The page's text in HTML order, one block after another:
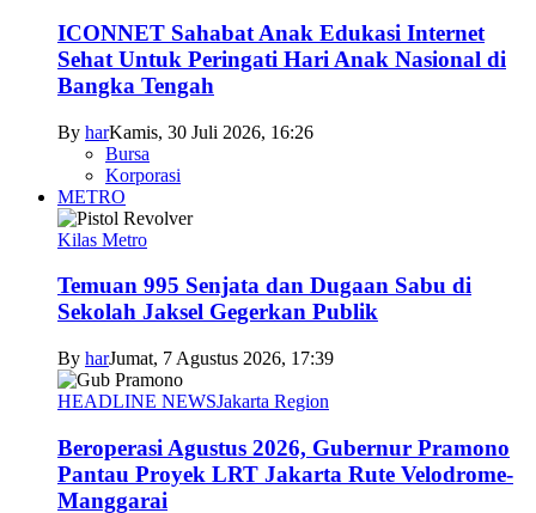
ICONNET Sahabat Anak Edukasi Internet
Sehat Untuk Peringati Hari Anak Nasional di
Bangka Tengah
By harKamis, 30 Juli 2026, 16:26
Bursa
Korporasi
METRO
Kilas Metro
Temuan 995 Senjata dan Dugaan Sabu di
Sekolah Jaksel Gegerkan Publik
By harJumat, 7 Agustus 2026, 17:39
HEADLINE NEWSJakarta Region
Beroperasi Agustus 2026, Gubernur Pramono
Pantau Proyek LRT Jakarta Rute Velodrome-
Manggarai